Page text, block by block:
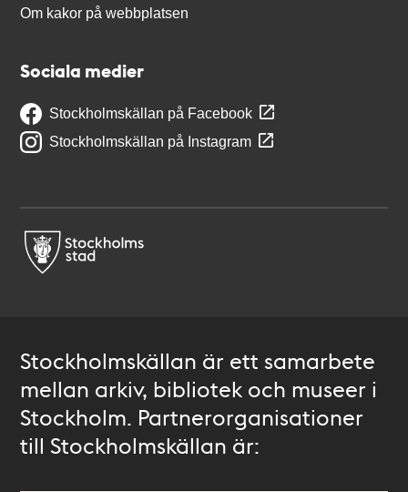
Om kakor på webbplatsen
Sociala medier
Stockholmskällan på Facebook
Stockholmskällan på Instagram
Stockholmskällan är ett samarbete
mellan arkiv, bibliotek och museer i
Stockholm. Partnerorganisationer
till Stockholmskällan är: